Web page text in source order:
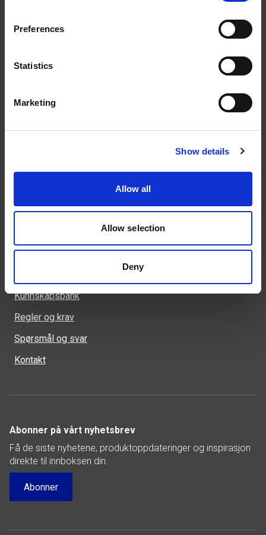
Preferences
Statistics
Marketing
Show details
Allow all
Allow selection
Deny
weland@weland.no
2016 Frogner
Kunnskapsbank
Regler og krav
Spørsmål og svar
Kontakt
Abonner på vårt nyhetsbrev
Få de siste nyhetene, produktoppdateringer og inspirasjon
direkte til innboksen din.
Abonner